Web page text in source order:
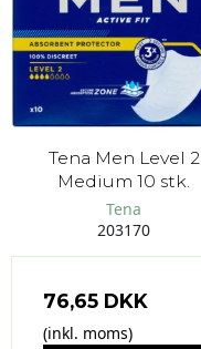
Tena Men Level 2
Medium 10 stk.
Tena
203170
76,65 DKK
(inkl. moms)